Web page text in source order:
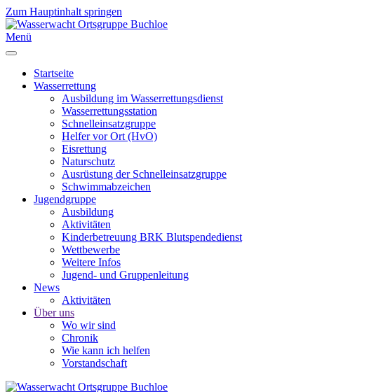
Zum Hauptinhalt springen
Menü
Startseite
Wasserrettung
Ausbildung im Wasserrettungsdienst
Wasserrettungsstation
Schnelleinsatzgruppe
Helfer vor Ort (HvO)
Eisrettung
Naturschutz
Ausrüstung der Schnelleinsatzgruppe
Schwimmabzeichen
Jugendgruppe
Ausbildung
Aktivitäten
Kinderbetreuung BRK Blutspendedienst
Wettbewerbe
Weitere Infos
Jugend- und Gruppenleitung
News
Aktivitäten
Über uns
Wo wir sind
Chronik
Wie kann ich helfen
Vorstandschaft